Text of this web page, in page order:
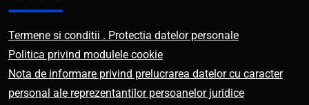
Termene si conditii . Protectia datelor personale
Politica privind modulele cookie
Nota de informare privind prelucrarea datelor cu caracter
personal ale reprezentantilor persoanelor juridice